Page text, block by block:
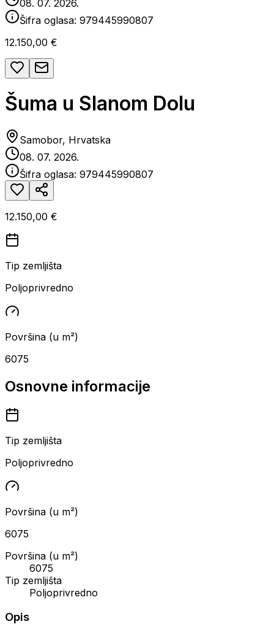
08. 07. 2026.
Šifra oglasa: 979445990807
12.150,00 €
Šuma u Slanom Dolu
Samobor, Hrvatska
08. 07. 2026.
Šifra oglasa: 979445990807
12.150,00 €
Tip zemljišta
Poljoprivredno
Površina (u m²)
6075
Osnovne informacije
Tip zemljišta
Poljoprivredno
Površina (u m²)
6075
Površina (u m²)
6075
Tip zemljišta
Poljoprivredno
Opis